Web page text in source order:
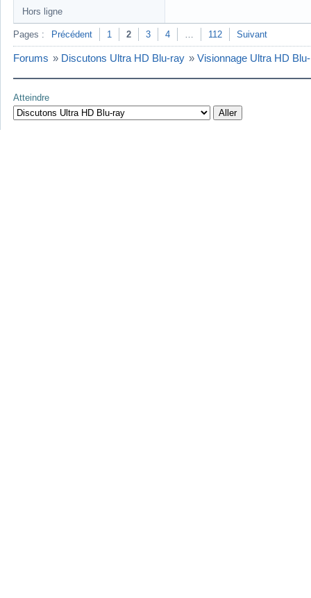
Hors ligne
Pages : Précédent 1 2 3 4 112 Suivant
Forums » Discutons Ultra HD Blu-ray » Visionnage Ultra HD
Atteindre